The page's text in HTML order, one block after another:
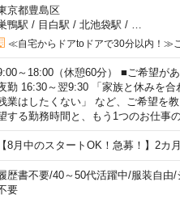
京都豊島区
鴨駅 / 目白駅 / 北池袋駅 /
≪自宅からドアtoドアで30分以内！≫
～18:00（休憩60分） ■ご希望が
勤 16:30～翌9:30 「家族と休みを
業はしたくない」 など、ご希望を
する勤務時間と、もう1つのお仕事
【8月中のスタートOK！急募！】2
歴書不要/40～50代活躍中/服装自由/
要